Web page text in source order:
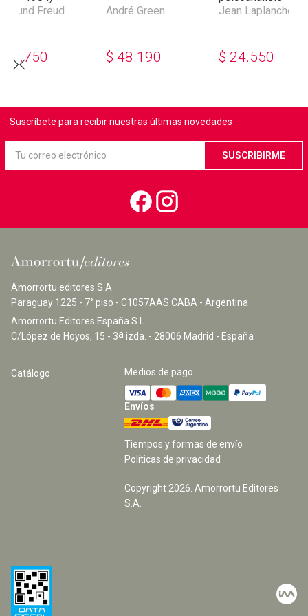
Freud
61.750
André Green
$ 48.190
Jean Laplanche
$ 24.550
Suscríbete para recibir nuestras últimas novedades
Amorrortu editores S.A.
Paraguay 1225 - 7° piso - C1057AAS CABA - Argentina
Amorrortu Editores España S.L.
C/López de Hoyos, 15 - 3a izda. - 28006 Madrid - España
Catálogo Medios de pago
Envíos
Tiempos y formas de envío
Políticas de privacidad
Copyright 2026 . Amorrortu Editores
S.A.